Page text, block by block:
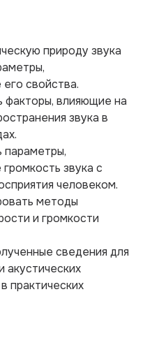
природу звука
свойства.
факторы, влияющие на
звука в
параметры,
звука с
человеком.
методы
и громкости
сведения для
акустических
практических